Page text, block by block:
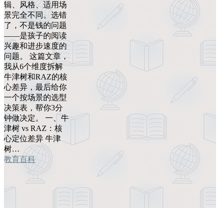
辑、风格、适用场
景完全不同。选错
了，不是钱的问题
——是孩子的阅读
兴趣和进步速度的
问题。 这篇文章，
我从6个维度拆解
牛津树和RAZ的核
心差异，最后给你
一个按场景的选型
决策表，帮你3分
钟做决定。 一、牛
津树 vs RAZ：核
心定位差异 牛津
树…
教育百科